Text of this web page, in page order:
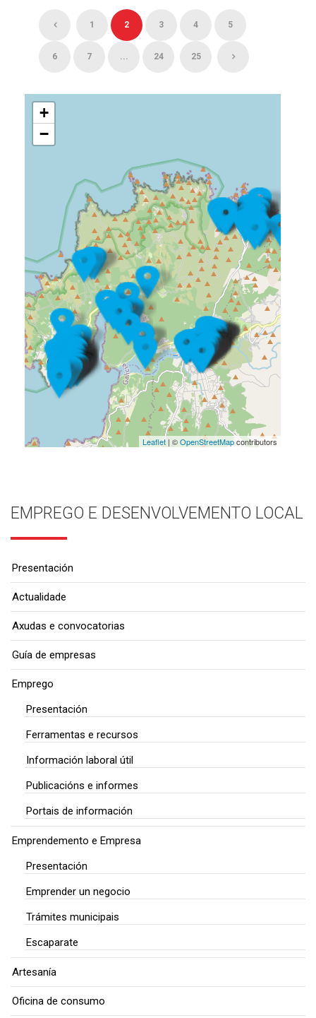
1 2 3 4 5
6 7 ... 24 25
+
−
Leaflet| ©OpenStreetMapcontributors
EMPREGO E DESENVOLVEMENTO LOCAL
Presentación
Actualidade
Axudas e convocatorias
Guía de empresas
Emprego
Presentación
Ferramentas e recursos
Información laboral útil
Publicacións e informes
Portais de información
Emprendemento e Empresa
Presentación
Emprender un negocio
Trámites municipais
Escaparate
Artesanía
Oficina de consumo